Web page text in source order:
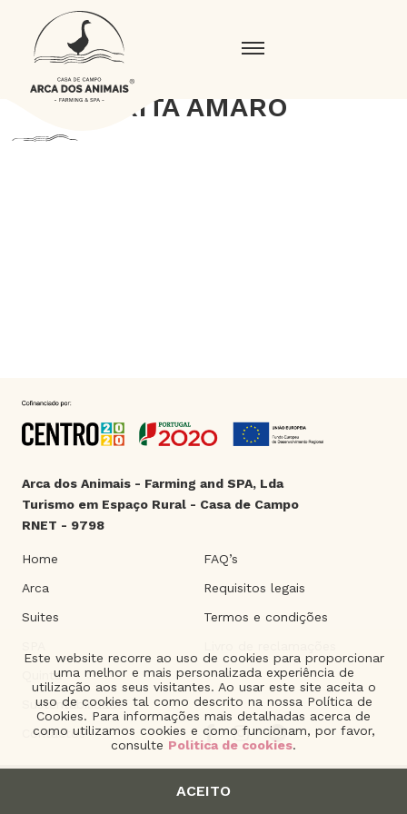
Este website recorre ao uso de cookies para proporcionar
uma melhor e mais personalizada experiência de
utilização aos seus visitantes. Ao usar este site aceita o
uso de cookies tal como descrito na nossa Política de
Cookies. Para informações mais detalhadas acerca de
como utilizamos cookies e como funcionam, por favor,
consulte Politica de cookies.
ACEITO
RITA AMARO
Arca dos Animais - Farming and SPA, Lda
Turismo em Espaço Rural - Casa de Campo
RNET - 9798
Home
Arca
Suites
Quinta
Sustentabilidade
Contactos
FAQ’s
Requisitos legais
Termos e condições
2021 © Arca dos Animais. | Product of